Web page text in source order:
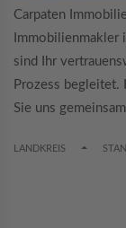
Carpaten
Immobilienmakler
sind Ihr
Prozess begleitet.
Sie uns
LANDKREIS TOGGLE